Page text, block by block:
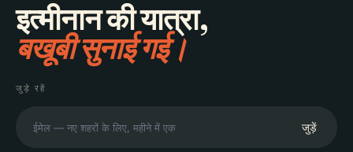
इत्मीनान की यात्रा,
बखूबी सुनाई गई।
जुड़े रहें
जुड़ें